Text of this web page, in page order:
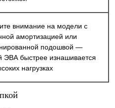
внимание на модели с
амортизацией или
подошвой —
ЭВА быстрее изнашивается
нагрузках